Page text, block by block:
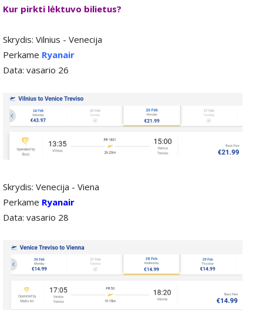
Kur pirkti lėktuvo bilietus?
Skrydis: Vilnius - Venecija
Perkame Ryanair
Data: vasario 26
Skrydis: Venecija - Viena
Perkame Ryanair
Data: vasario 28